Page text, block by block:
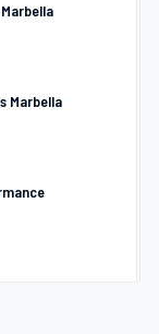
Marbella